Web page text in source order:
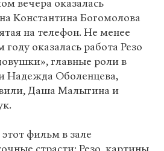
вечера оказалась
Константина Богомолова
на телефон. Не менее
оказалась работа Резо
главные роли в
Надежда Оболенцева,
Даша Малыгина и
фильм в зале